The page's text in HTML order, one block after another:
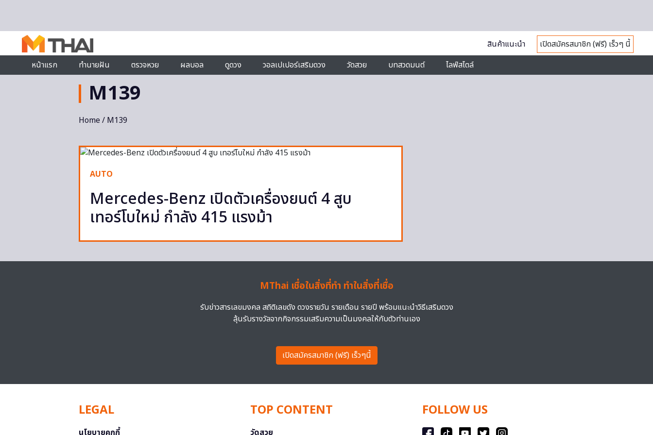
สินค้าแนะนำ
เปิดสมัครสมาชิก (ฟรี) เร็วๆ นี้
หน้าแรก
ทำนายฝัน ตรวจหวย ผลบอล ดูดวง วอลเปเปอร์เสริมดวง วัดสวย บทสวดมนต์ ไลฟ์สไตล์
M139
Home/ M139
AUTO
Mercedes-Benz เปิดตัวเครื่องยนต์ 4 สูบ
เทอร์โบใหม่ กำลัง 415 แรงม้า
MThai เชื่อในสิ่งที่ทำ ทำในสิ่งที่เชื่อ
รับข่าวสารเลขมงคล สถิติเลขดัง ดวงรายวัน รายเดือน รายปี พร้อมแนะนำวิธีเสริมดวง
ลุ้นรับรางวัลจากกิจกรรมเสริมความเป็นมงคลให้กับตัวท่านเอง
เปิดสมัครสมาชิก (ฟรี) เร็วๆนี้
LEGAL
นโยบายคุกกี้
TOP CONTENT
วัดสวย
FOLLOW US